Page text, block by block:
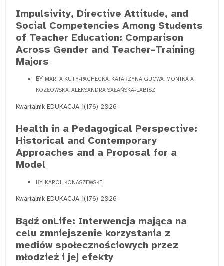
Impulsivity, Directive Attitude, and
Social Competencies Among Students
of Teacher Education: Comparison
Across Gender and Teacher-Training
Majors
BY MARTA KUTY-PACHECKA, KATARZYNA GUCWA, MONIKA A.
KOZŁOWSKA, ALEKSANDRA SAŁAŃSKA-LABISZ
Kwartalnik EDUKACJA 1(176) 2026
Health in a Pedagogical Perspective:
Historical and Contemporary
Approaches and a Proposal for a
Model
BY KAROL KONASZEWSKI
Kwartalnik EDUKACJA 1(176) 2026
Bądź onLife: Interwencja mająca na
celu zmniejszenie korzystania z
mediów społecznościowych przez
młodzież i jej efekty